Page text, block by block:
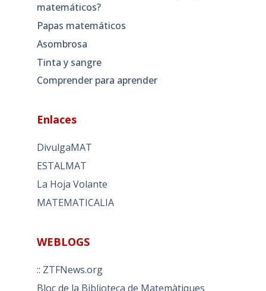
matemáticos?
Papas matemáticos
Asombrosa
Tinta y sangre
Comprender para aprender
Enlaces
DivulgaMAT
ESTALMAT
La Hoja Volante
MATEMATICALIA
WEBLOGS
:: ZTFNews.org
Bloc de la Biblioteca de Matemàtiques